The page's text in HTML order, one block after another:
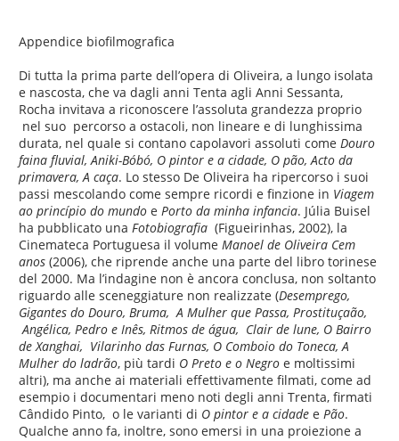
Appendice biofilmografica
Di tutta la prima parte dell’opera di Oliveira, a lungo isolata
e nascosta, che va dagli anni Tenta agli Anni Sessanta,
Rocha invitava a riconoscere l’assoluta grandezza proprio
nel suo percorso a ostacoli, non lineare e di lunghissima
durata, nel quale si contano capolavori assoluti comeDouro
faina fluvial, Aniki-Bóbó, O pintor e a cidade, O pão, Acto da
primavera, A caça. Lo stesso De Oliveira ha ripercorso i suoi
passi mescolando come sempre ricordi e finzione in Viagem
ao princípio do mundo e Porto da minha infancia. Júlia Buisel
ha pubblicato unaFotobiografia (Figueirinhas, 2002), la
Cinemateca Portuguesa il volumeManoel de Oliveira Cem
anos (2006), che riprende anche una parte del libro torinese
del 2000. Ma l’indagine non è ancora conclusa, non soltanto
riguardo alle sceneggiature non realizzate (Desemprego,
Gigantes do Douro, Bruma, A Mulher que Passa, Prostituçaão,
Angélica, Pedro e Inês, Ritmos de água, Clair de lune, O Bairro
de Xanghai, Vilarinho das Furnas, O Comboio do Toneca, A
Mulher do ladrão, più tardi O Preto e o Negro e moltissimi
altri), ma anche ai materiali effettivamente filmati, come ad
esempio i documentari meno noti degli anni Trenta, firmati
Cândido Pinto, o le varianti di O pintor e a cidade ePão.
Qualche anno fa, inoltre, sono emersi in una proiezione a